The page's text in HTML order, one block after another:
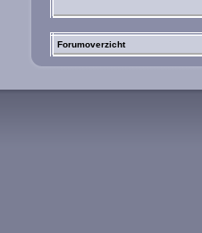
Forumoverzicht